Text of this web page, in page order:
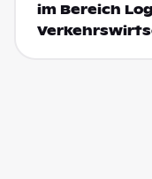
im Bereich